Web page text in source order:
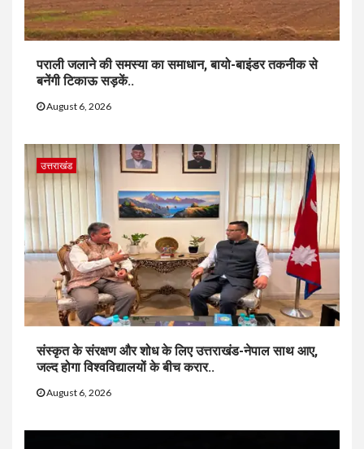
पराली जलाने की समस्या का समाधान, बायो-बाइंडर तकनीक से
बनेंगी टिकाऊ सड़कें..
August 6, 2026
उत्तराखंड
संस्कृत के संरक्षण और शोध के लिए उत्तराखंड-नेपाल साथ आए,
जल्द होगा विश्वविद्यालयों के बीच करार..
August 6, 2026